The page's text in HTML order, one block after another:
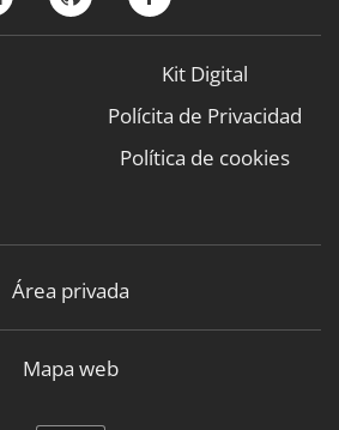
Kit Digital
Polícita de Privacidad
Política de cookies
Área privada
Mapa web